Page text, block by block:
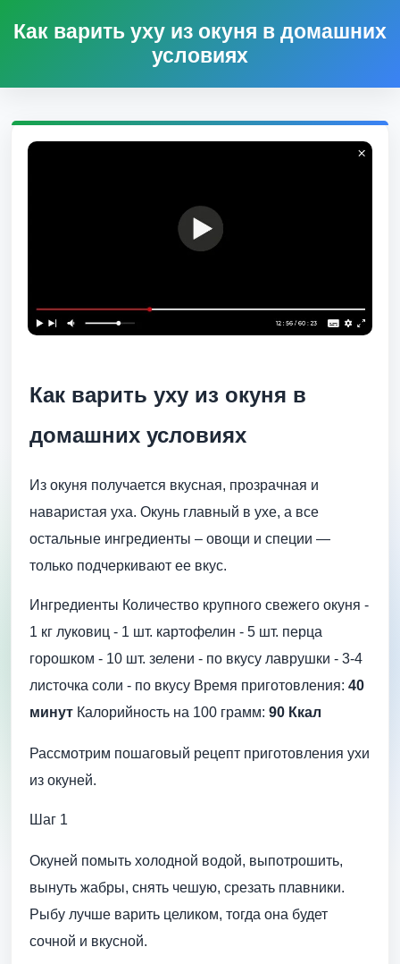
Как варить уху из окуня в домашних
условиях
Как варить уху из окуня в
домашних условиях
Из окуня получается вкусная, прозрачная и
наваристая уха. Окунь главный в ухе, а все
остальные ингредиенты – овощи и специи —
только подчеркивают ее вкус.
Ингредиенты Количество крупного свежего окуня -
1 кг луковиц - 1 шт. картофелин - 5 шт. перца
горошком - 10 шт. зелени - по вкусу лаврушки - 3-4
листочка соли - по вкусу Время приготовления: 40
минут Калорийность на 100 грамм: 90 Ккал
Рассмотрим пошаговый рецепт приготовления ухи
из окуней.
Шаг 1
Окуней помыть холодной водой, выпотрошить,
вынуть жабры, снять чешую, срезать плавники.
Рыбу лучше варить целиком, тогда она будет
сочной и вкусной.